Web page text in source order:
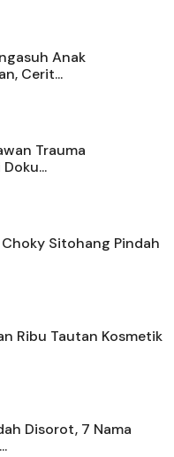
Anak
Cerit...
Trauma
Sitohang Pindah
Ribu Tautan Kosmetik
Disorot, 7 Nama